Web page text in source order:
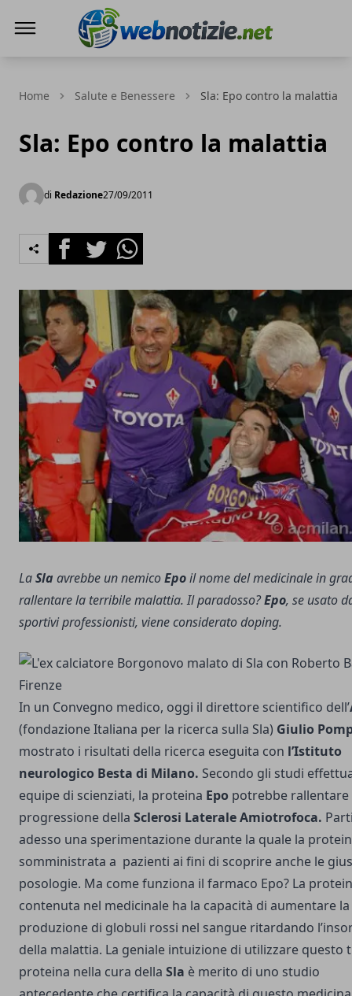
Home Salute e Benessere Sla: Epo contro la malattia
Sla: Epo contro la malattia
di Redazione27/09/2011
FacebookTwitterWhatsapp
LaSla avrebbe un nemicoEpoil nome del medicinale in
rallentare la terribile malattia. Il paradosso?Epo, se usato
sportivi professionisti, viene considerato doping.
In un Convegno medico, oggi il direttore scientifico dell’
(fondazione Italiana per la ricerca sulla Sla) Giulio
mostrato i risultati della ricerca eseguita con l’Istituto
neurologico Besta di Milano. Secondo gli studi
equipe di scienziati, la proteina Epo potrebbe rallentare
progressione della Sclerosi Laterale Amiotrofoca.
adesso una sperimentazione durante la quale la
somministrata a pazienti ai fini di scoprire anche le
posologie. Ma come funziona il farmaco Epo? La
contenuta nel medicinale ha la capacità di aumentare la
produzione di globuli rossi nel sangue ritardando
della malattia. La geniale intuizione di utilizzare questo
proteina nella cura della Sla è merito di uno studio